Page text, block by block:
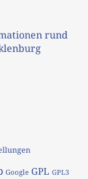
rund
Google GPL GPL3